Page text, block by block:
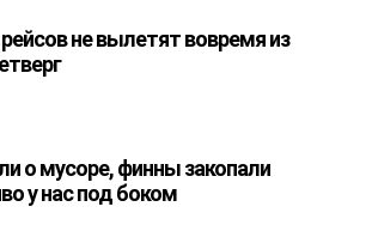
не вылетят вовремя из
о мусоре, финны закопали
у нас под боком